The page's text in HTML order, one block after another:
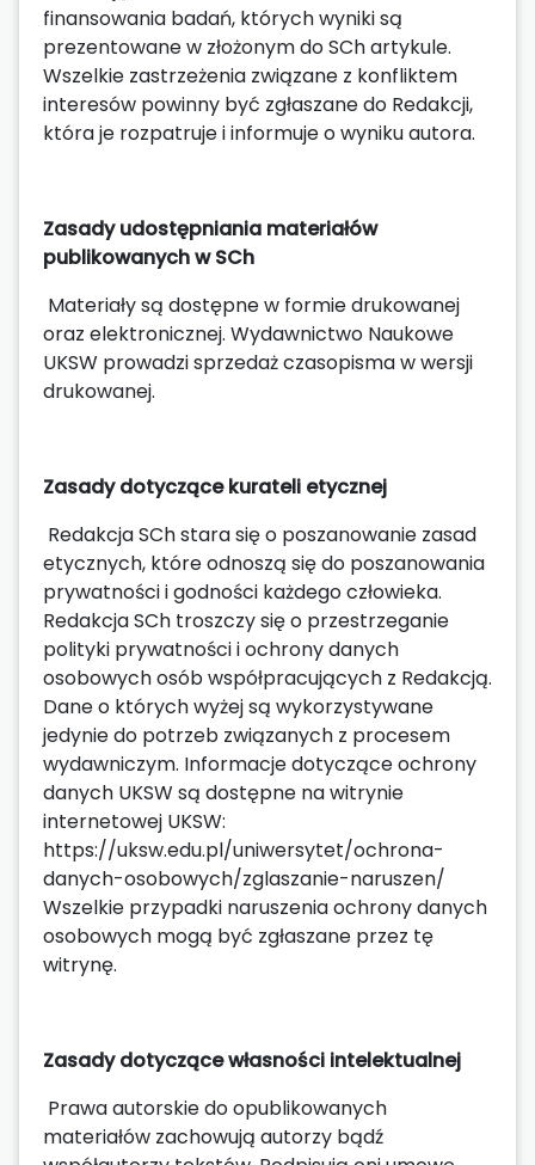
finansowania badań, których wyniki są
prezentowane w złożonym do SCh artykule.
Wszelkie zastrzeżenia związane z konfliktem
interesów powinny być zgłaszane do Redakcji,
która je rozpatruje i informuje o wyniku autora.
Zasady udostępniania materiałów
publikowanych w SCh
Materiały są dostępne w formie drukowanej
oraz elektronicznej. Wydawnictwo Naukowe
UKSW prowadzi sprzedaż czasopisma w wersji
drukowanej.
Zasady dotyczące kurateli etycznej
Redakcja SCh stara się o poszanowanie zasad
etycznych, które odnoszą się do poszanowania
prywatności i godności każdego człowieka.
Redakcja SCh troszczy się o przestrzeganie
polityki prywatności i ochrony danych
osobowych osób współpracujących z Redakcją.
Dane o których wyżej są wykorzystywane
jedynie do potrzeb związanych z procesem
wydawniczym. Informacje dotyczące ochrony
danych UKSW są dostępne na witrynie
internetowej UKSW:
https://uksw.edu.pl/uniwersytet/ochrona-
danych-osobowych/zglaszanie-naruszen/
Wszelkie przypadki naruszenia ochrony danych
osobowych mogą być zgłaszane przez tę
witrynę.
Zasady dotyczące własności intelektualnej
Prawa autorskie do opublikowanych
materiałów zachowują autorzy bądź